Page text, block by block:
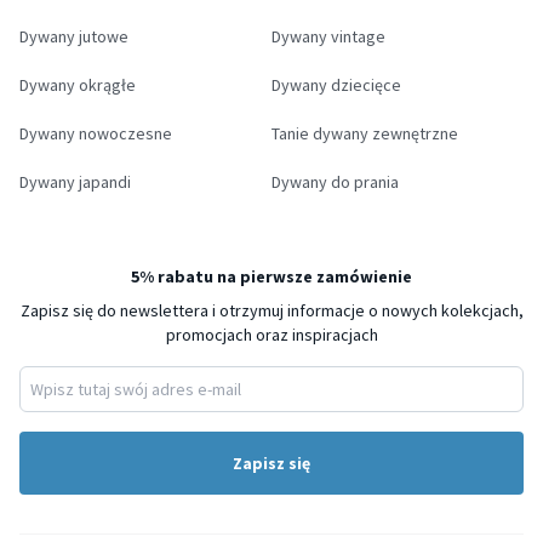
Dywany jutowe Dywany vintage
Dywany okrągłe Dywany dziecięce
Dywany nowoczesne Tanie dywany zewnętrzne
Dywany japandi Dywany do prania
5% rabatu na pierwsze zamówienie
Zapisz się do newslettera i otrzymuj informacje o nowych kolekcjach,
promocjach oraz inspiracjach
Zapisz się